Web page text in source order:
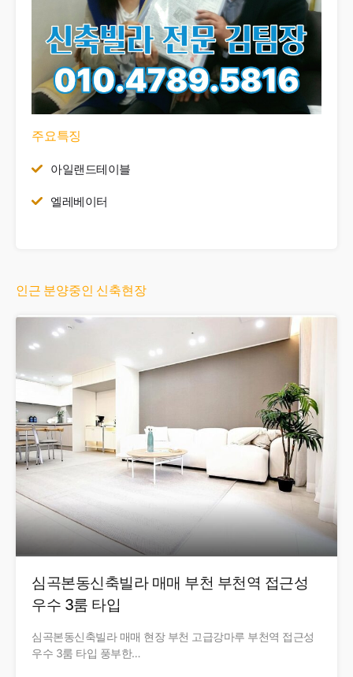
주요특징
아일랜드테이블
엘레베이터
인근 분양중인 신축현장
심곡본동신축빌라 매매 부천 부천역 접근성
우수 3룸 타입
심곡본동신축빌라 매매 현장 부천 고급강마루 부천역 접근성
우수 3룸 타입 풍부한…